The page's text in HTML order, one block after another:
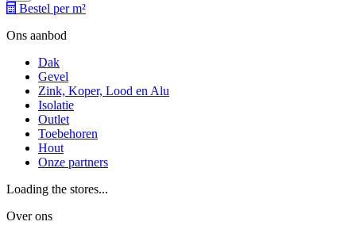
Bestel per m²
Ons aanbod
Dak
Gevel
Zink, Koper, Lood en Alu
Isolatie
Outlet
Toebehoren
Hout
Onze partners
Loading the stores...
Over ons